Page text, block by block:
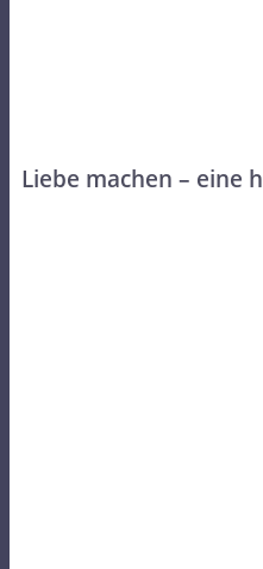
Liebe machen – eine